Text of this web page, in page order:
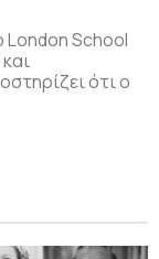
School
ότι ο